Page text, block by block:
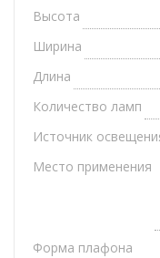
Высота
Ширина
Длина
Количество ламп
Источник
Место применения
Форма плафона